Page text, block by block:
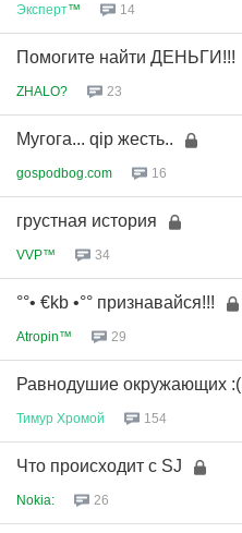
Эксперт™ 14
Помогите найти ДЕНЬГИ!!!
ZHALO? 23
Мугога... qip жесть..
gospodbog.com 16
грустная история
VVP™ 34
°°• €kb •°° признавайся!!!
Atropin™ 29
Равнодушие окружающих :(
Тимур Хромой 154
Что происходит с SJ
Nokia: 26